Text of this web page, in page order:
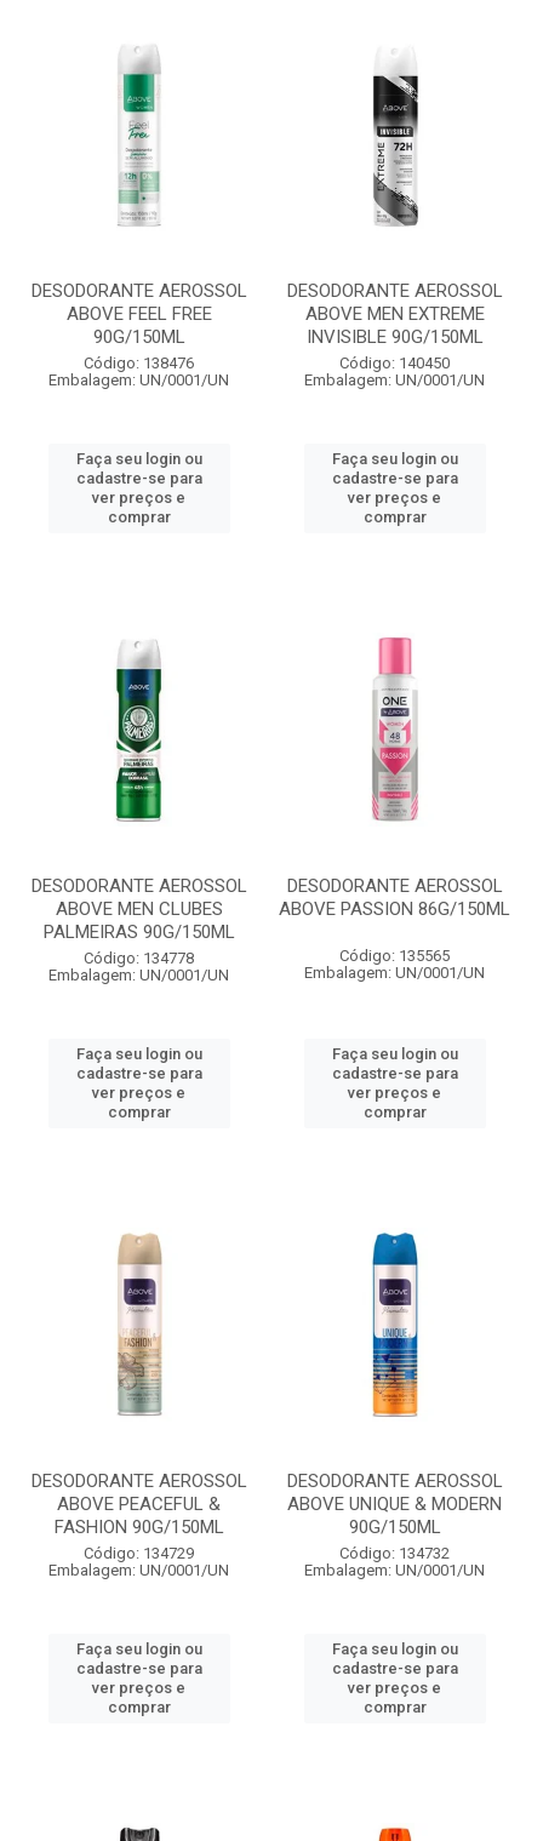
DESODORANTE AEROSSOL
ABOVE FEEL FREE
90G/150ML
Código: 138476
Embalagem: UN/0001/UN
Faça seu login ou
cadastre-se para
ver preços e
comprar
DESODORANTE AEROSSOL
ABOVE MEN EXTREME
INVISIBLE 90G/150ML
Código: 140450
Embalagem: UN/0001/UN
Faça seu login ou
cadastre-se para
ver preços e
comprar
DESODORANTE AEROSSOL
ABOVE MEN CLUBES
PALMEIRAS 90G/150ML
Código: 134778
Embalagem: UN/0001/UN
Faça seu login ou
cadastre-se para
ver preços e
comprar
DESODORANTE AEROSSOL
ABOVE PASSION 86G/150ML
Código: 135565
Embalagem: UN/0001/UN
Faça seu login ou
cadastre-se para
ver preços e
comprar
DESODORANTE AEROSSOL
ABOVE PEACEFUL &
FASHION 90G/150ML
Código: 134729
Embalagem: UN/0001/UN
Faça seu login ou
cadastre-se para
ver preços e
comprar
DESODORANTE AEROSSOL
ABOVE UNIQUE & MODERN
90G/150ML
Código: 134732
Embalagem: UN/0001/UN
Faça seu login ou
cadastre-se para
ver preços e
comprar